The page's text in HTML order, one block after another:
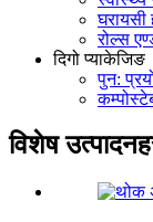
घरायसी
रोल्स
दिगो प्याकेजिङ
पुन:
विशेष